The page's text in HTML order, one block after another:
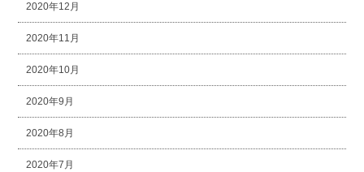
2020年12月
2020年11月
2020年10月
2020年9月
2020年8月
2020年7月